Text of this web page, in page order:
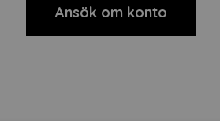
Ansök om konto